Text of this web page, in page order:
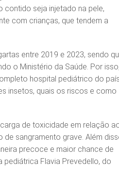
contido seja injetado na pele,
com crianças, que tendem a
entre 2019 e 2023, sendo
o Ministério da Saúde. Por
hospital pediátrico do
insetos, quais os riscos e como
de toxicidade em relação
de sangramento grave. Além
precoce e maior chance de
Flavia Prevedello, do